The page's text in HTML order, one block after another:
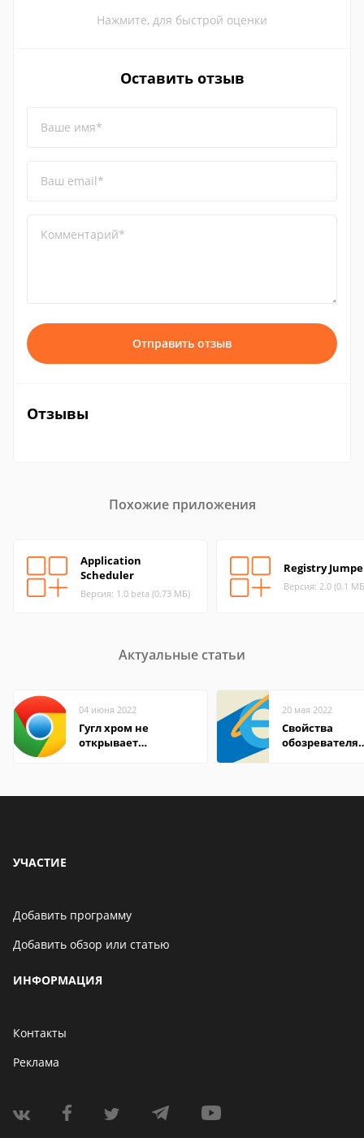
Нажмите, для быстрой оценки
Оставить отзыв
Ваше имя*
Ваш email*
Комментарий*
Отправить отзыв
Отзывы
Похожие приложения
Application
Scheduler
Версия: 1.0 beta (0.73 МБ)
Registry
Версия: 2.0 (0.1
Актуальные статьи
04 июня 2022
Гугл хром не
открывает
20 мая 2022
Свойства
обозревателя
УЧАСТИЕ
Добавить программу
Добавить обзор или статью
ИНФОРМАЦИЯ
Контакты
Реклама